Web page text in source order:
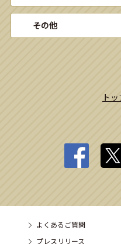
その他
ト
よくあるご質問
プレスリリース